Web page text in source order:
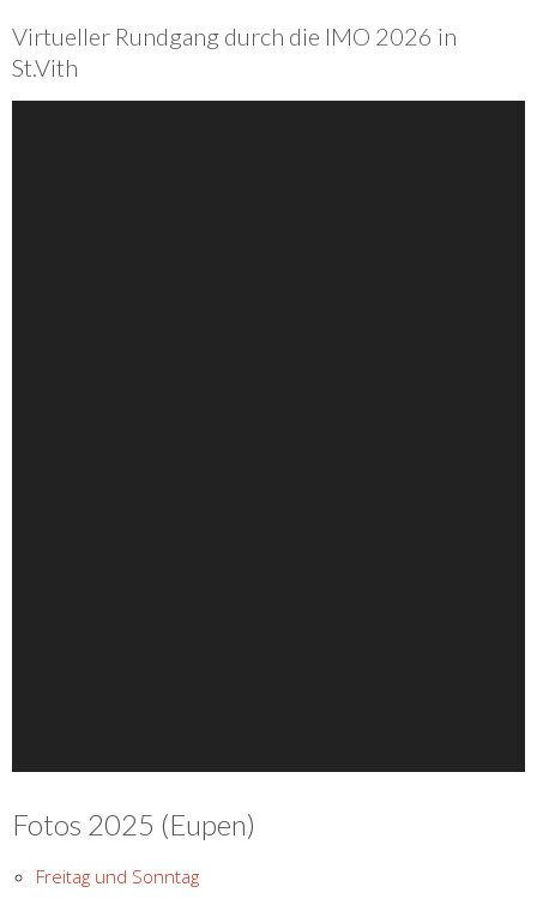
Virtueller Rundgang durch die IMO 2026 in
St.Vith
Fotos 2025 (Eupen)
Freitag und Sonntag